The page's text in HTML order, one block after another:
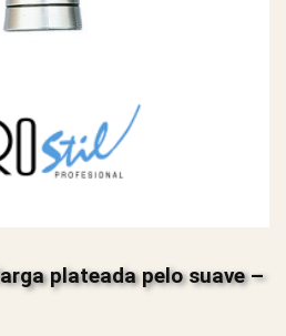
plateada pelo suave –